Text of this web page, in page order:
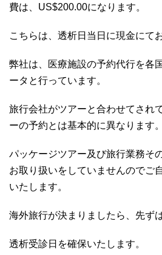
費は、US$200.00になります。
こちらは、透析日当日に現金にて
弊社は、医療施設の予約代行を各
ータと行っています。
旅行会社がツアーと合わせてされ
ーの予約とは基本的に異なります。
パッケージツアー及び旅行業務そ
お取り扱いをしていませんのでご
いたします。
海外旅行が決まりましたら、先ず
透析受診日を確保いたします。